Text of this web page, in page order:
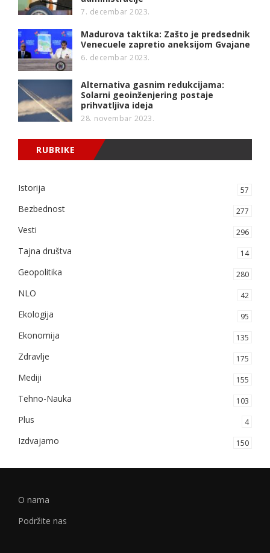
7. decembar 2023.
Madurova taktika: Zašto je predsednik
Venecuele zapretio aneksijom Gvajane
6. decembar 2023.
Alternativa gasnim redukcijama:
Solarni geoinženjering postaje
prihvatljiva ideja
28. novembar 2023.
RUBRIKE
Istorija 57
Bezbednost 277
Vesti 296
Tajna društva 14
Geopolitika 280
NLO 42
Ekologija 95
Ekonomija 135
Zdravlje 175
Mediji 155
Tehno-Nauka 103
Plus 4
Izdvajamo 150
O nama
Podržite nas